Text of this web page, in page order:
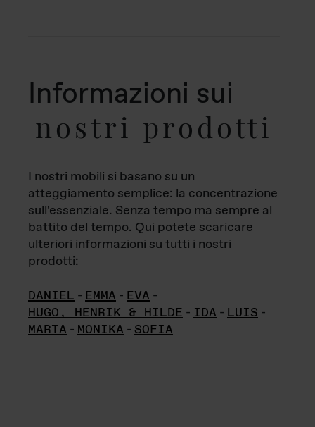
Informazioni sui
nostri prodotti
I nostri mobili si basano su un
atteggiamento semplice: la concentrazione
sull'essenziale. Senza tempo ma sempre al
battito del tempo. Qui potete scaricare
ulteriori informazioni su tutti i nostri
prodotti:
DANIEL - EMMA - EVA -
HUGO, HENRIK & HILDE - IDA - LUIS -
MARTA - MONIKA - SOFIA